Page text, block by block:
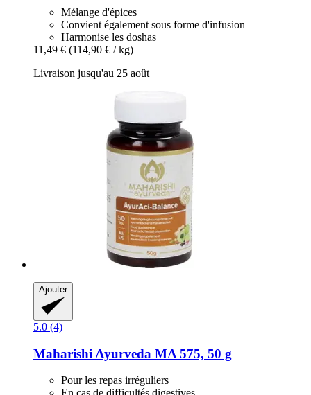
Mélange d'épices
Convient également sous forme d'infusion
Harmonise les doshas
11,49 € (114,90 € / kg)
Livraison jusqu'au 25 août
Ajouter
5.0 (4)
Maharishi Ayurveda MA 575, 50 g
Pour les repas irréguliers